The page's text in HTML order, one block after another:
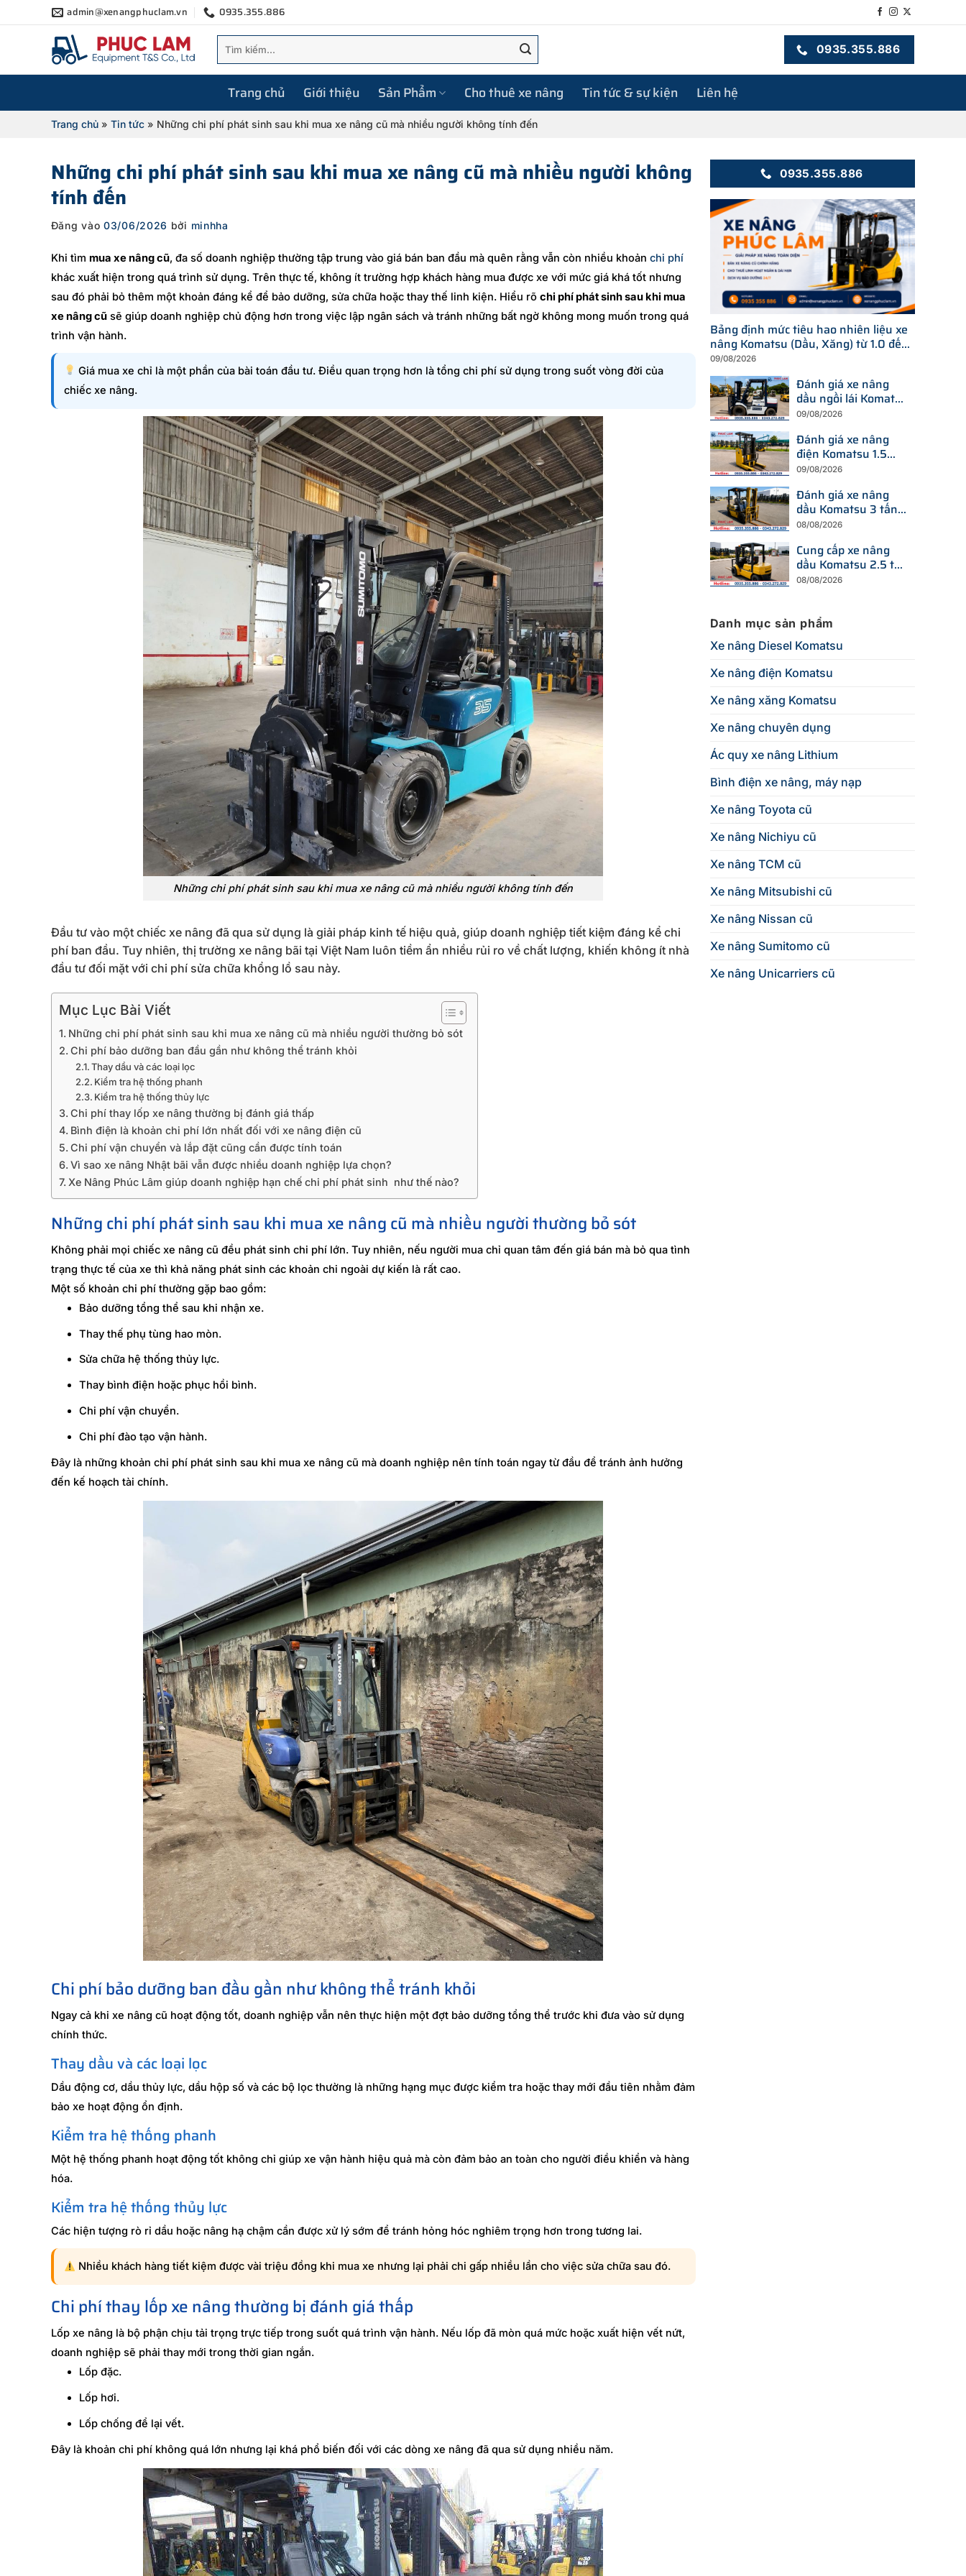
qua
admin@xenangphuclam.vn 0935.355.886
kiếm:
0935.355.886
Trang chủ Giới thiệu Sản Phẩm Cho thuê xe nâng Tin tức & sự kiện Liên hệ
Trang chủ» Tin tức» Những chi phí phát sinh sau khi mua xe nâng cũ mà nhiều người không tính đến
Những chi phí phát sinh sau khi mua xe nâng cũ mà nhiều người không
tính đến
Đăng vào03/06/2026 bởi minhha
Khi tìm mua xe nâng cũ, đa số doanh nghiệp thường tập trung vào giá bán ban đầu mà quên rằng vẫn còn nhiều khoản chi phí
khác xuất hiện trong quá trình sử dụng. Trên thực tế, không ít trường hợp khách hàng mua được xe với mức giá khá tốt nhưng
sau đó phải bỏ thêm một khoản đáng kể để bảo dưỡng, sửa chữa hoặc thay thế linh kiện. Hiểu rõ chi phí phát sinh sau khi mua
xe nâng cũsẽ giúp doanh nghiệp chủ động hơn trong việc lập ngân sách và tránh những bất ngờ không mong muốn trong quá
trình vận hành.
Giá mua xe chỉ là một phần của bài toán đầu tư. Điều quan trọng hơn là tổng chi phí sử dụng trong suốt vòng đời của
chiếc xe nâng.
Những chi phí phát sinh sau khi mua xe nâng cũ mà nhiều người không tính đến
Đầu tư vào một chiếc xe nâng đã qua sử dụng là giải pháp kinh tế hiệu quả, giúp doanh nghiệp tiết kiệm đáng kể chi
phí ban đầu. Tuy nhiên, thị trường xe nâng bãi tại Việt Nam luôn tiềm ẩn nhiều rủi ro về chất lượng, khiến không ít nhà
đầu tư đối mặt với chi phí sửa chữa khổng lồ sau này.
Mục Lục Bài Viết
Những chi phí phát sinh sau khi mua xe nâng cũ mà nhiều người thường bỏ sót
Chi phí bảo dưỡng ban đầu gần như không thể tránh khỏi
Thay dầu và các loại lọc
Kiểm tra hệ thống phanh
Kiểm tra hệ thống thủy lực
Chi phí thay lốp xe nâng thường bị đánh giá thấp
Bình điện là khoản chi phí lớn nhất đối với xe nâng điện cũ
Chi phí vận chuyển và lắp đặt cũng cần được tính toán
Vì sao xe nâng Nhật bãi vẫn được nhiều doanh nghiệp lựa chọn?
Xe Nâng Phúc Lâm giúp doanh nghiệp hạn chế chi phí phát sinh như thế nào?
Những chi phí phát sinh sau khi mua xe nâng cũ mà nhiều người thường bỏ sót
Không phải mọi chiếc xe nâng cũ đều phát sinh chi phí lớn. Tuy nhiên, nếu người mua chỉ quan tâm đến giá bán mà bỏ qua tình
trạng thực tế của xe thì khả năng phát sinh các khoản chi ngoài dự kiến là rất cao.
Một số khoản chi phí thường gặp bao gồm:
Bảo dưỡng tổng thể sau khi nhận xe.
Thay thế phụ tùng hao mòn.
Sửa chữa hệ thống thủy lực.
Thay bình điện hoặc phục hồi bình.
Chi phí vận chuyển.
Chi phí đào tạo vận hành.
Đây là những khoản chi phí phát sinh sau khi mua xe nâng cũ mà doanh nghiệp nên tính toán ngay từ đầu để tránh ảnh hưởng
đến kế hoạch tài chính.
Chi phí bảo dưỡng ban đầu gần như không thể tránh khỏi
Ngay cả khi xe nâng cũ hoạt động tốt, doanh nghiệp vẫn nên thực hiện một đợt bảo dưỡng tổng thể trước khi đưa vào sử dụng
chính thức.
Thay dầu và các loại lọc
Dầu động cơ, dầu thủy lực, dầu hộp số và các bộ lọc thường là những hạng mục được kiểm tra hoặc thay mới đầu tiên nhằm đảm
bảo xe hoạt động ổn định.
Kiểm tra hệ thống phanh
Một hệ thống phanh hoạt động tốt không chỉ giúp xe vận hành hiệu quả mà còn đảm bảo an toàn cho người điều khiển và hàng
hóa.
Kiểm tra hệ thống thủy lực
Các hiện tượng rò rỉ dầu hoặc nâng hạ chậm cần được xử lý sớm để tránh hỏng hóc nghiêm trọng hơn trong tương lai.
Nhiều khách hàng tiết kiệm được vài triệu đồng khi mua xe nhưng lại phải chi gấp nhiều lần cho việc sửa chữa sau đó.
Chi phí thay lốp xe nâng thường bị đánh giá thấp
Lốp xe nâng là bộ phận chịu tải trọng trực tiếp trong suốt quá trình vận hành. Nếu lốp đã mòn quá mức hoặc xuất hiện vết nứt,
doanh nghiệp sẽ phải thay mới trong thời gian ngắn.
Lốp đặc.
Lốp hơi.
Lốp chống để lại vết.
Đây là khoản chi phí không quá lớn nhưng lại khá phổ biến đối với các dòng xe nâng đã qua sử dụng nhiều năm.
0935.355.886
Bảng định mức tiêu hao nhiên liệu xe
nâng Komatsu (Dầu, Xăng) từ 1.0 đến
25 tấn
09/08/2026
Đánh giá xe nâng
dầu ngồi lái Komatsu
2,5 tấn: FD25T-12 và
09/08/2026
Đánh giá xe nâng
điện Komatsu 1.5
tấn: FB15-12 (Ngồi
(Đứng lái)
09/08/2026
Đánh giá xe nâng
dầu Komatsu 3 tấn:
FD30NT-15 và
08/08/2026
Cung cấp xe nâng
dầu Komatsu 2.5 tấn
tại Hà Nội và khu
08/08/2026
Danh mục sản phẩm
Xe nâng Diesel Komatsu
Xe nâng điện Komatsu
Xe nâng xăng Komatsu
Xe nâng chuyên dụng
Ác quy xe nâng Lithium
Bình điện xe nâng, máy nạp
Xe nâng Toyota cũ
Xe nâng Nichiyu cũ
Xe nâng TCM cũ
Xe nâng Mitsubishi cũ
Xe nâng Nissan cũ
Xe nâng Sumitomo cũ
Xe nâng Unicarriers cũ